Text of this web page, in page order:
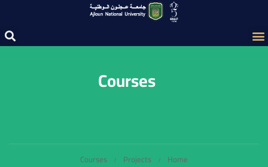
Courses
Home
Projects
Courses